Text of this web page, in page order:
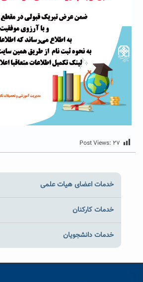
Post Views: ۲۷
خدمات اعضای هیات علمی
خدمات کارکنان
خدمات دانشجویان